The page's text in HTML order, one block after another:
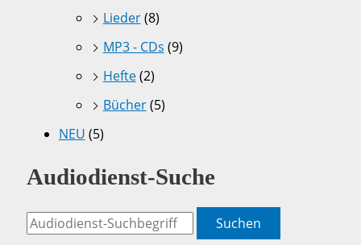
Lieder(8)
MP3 - CDs (9)
Hefte(2)
Bücher(5)
NEU (5)
Audiodienst-Suche
Suchen